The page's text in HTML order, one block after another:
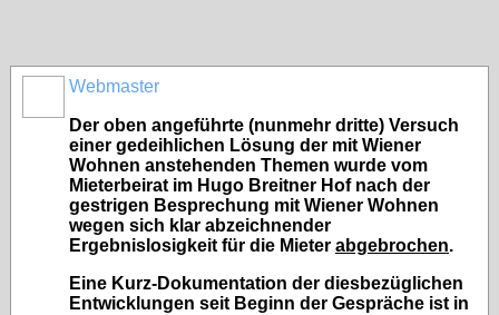
Webmaster
Der oben angeführte (nunmehr dritte) Versuch
einer gedeihlichen Lösung der mit Wiener
Wohnen anstehenden Themen wurde vom
Mieterbeirat im Hugo Breitner Hof nach der
gestrigen Besprechung mit Wiener Wohnen
wegen sich klar abzeichnender
Ergebnislosigkeit für die Mieter abgebrochen.
Eine Kurz-Dokumentation der diesbezüglichen
Entwicklungen seit Beginn der Gespräche ist in